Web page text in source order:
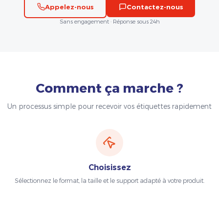
Appelez-nous
Contactez-nous
Sans engagement · Réponse sous 24h
Comment ça marche ?
Un processus simple pour recevoir vos étiquettes rapidement
Choisissez
Sélectionnez le format, la taille et le support adapté à votre produit.